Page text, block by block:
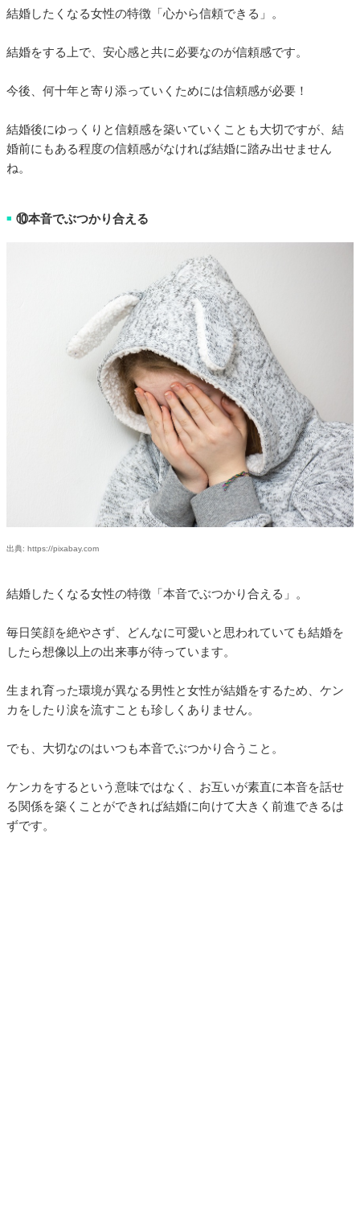
結婚したくなる女性の特徴「心から信頼できる」。
結婚をする上で、安心感と共に必要なのが信頼感です。
今後、何十年と寄り添っていくためには信頼感が必要！
結婚後にゆっくりと信頼感を築いていくことも大切ですが、結
婚前にもある程度の信頼感がなければ結婚に踏み出せません
ね。
■ ⑩本音でぶつかり合える
出典: https://pixabay.com
結婚したくなる女性の特徴「本音でぶつかり合える」。
毎日笑顔を絶やさず、どんなに可愛いと思われていても結婚を
したら想像以上の出来事が待っています。
生まれ育った環境が異なる男性と女性が結婚をするため、ケン
カをしたり涙を流すことも珍しくありません。
でも、大切なのはいつも本音でぶつかり合うこと。
ケンカをするという意味ではなく、お互いが素直に本音を話せ
る関係を築くことができれば結婚に向けて大きく前進できるは
ずです。